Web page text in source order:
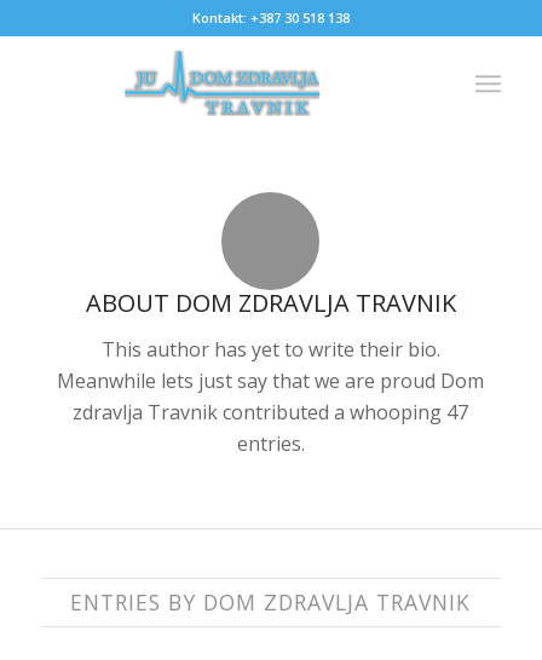
Kontakt: +387 30 518 138
ABOUT DOM ZDRAVLJA TRAVNIK
This author has yet to write their bio.
Meanwhile lets just say that we are proud Dom
zdravlja Travnikcontributed a whooping 47
entries.
ENTRIES BY DOM ZDRAVLJA TRAVNIK